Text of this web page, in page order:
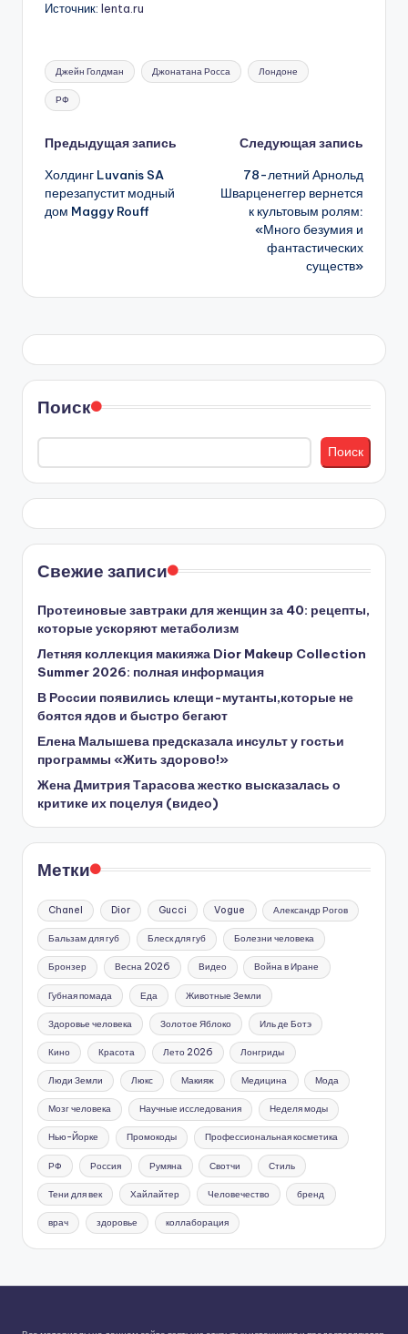
Источник: lenta.ru
Метки:
Джейн Голдман Джонатана Росса Лондоне
РФ
Навигация
записи
Предыдущая запись
Холдинг Luvanis SA
перезапустит модный
дом Maggy Rouff
Следующая запись
78-летний Арнольд
Шварценеггер вернется
к культовым ролям:
«Много безумия и
фантастических
существ»
Поиск
Поиск
Свежие записи
Протеиновые завтраки для женщин за 40: рецепты,
которые ускоряют метаболизм
Летняя коллекция макияжа Dior Makeup Collection
Summer 2026: полная информация
В России появились клещи-мутанты,которые не
боятся ядов и быстро бегают
Елена Малышева предсказала инсульт у гостьи
программы «Жить здорово!»
Жена Дмитрия Тарасова жестко высказалась о
критике их поцелуя (видео)
Метки
Chanel Dior Gucci Vogue Александр Рогов
Бальзам для губ Блеск для губ Болезни человека
Бронзер Весна 2026 Видео Война в Иране
Губная помада Еда Животные Земли
Здоровье человека Золотое Яблоко Иль де Ботэ
Кино Красота Лето 2026 Лонгриды
Люди Земли Люкс Макияж Медицина Мода
Мозг человека Научные исследования Неделя моды
Нью-Йорке Промокоды Профессиональная косметика
РФ Россия Румяна Свотчи Стиль
Тени для век Хайлайтер Человечество бренд
врач здоровье коллаборация